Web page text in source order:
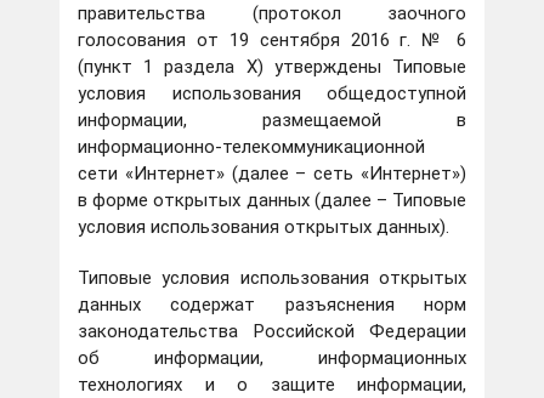
правительства (протокол заочного
голосования от 19 сентября 2016 г. № 6
(пункт 1 раздела X) утверждены Типовые
условия использования общедоступной
информации, размещаемой в
информационно-телекоммуникационной
сети «Интернет» (далее – сеть «Интернет»)
в форме открытых данных (далее – Типовые
условия использования открытых данных).
Типовые условия использования открытых
данных содержат разъяснения норм
законодательства Российской Федерации
об информации, информационных
технологиях и о защите информации,